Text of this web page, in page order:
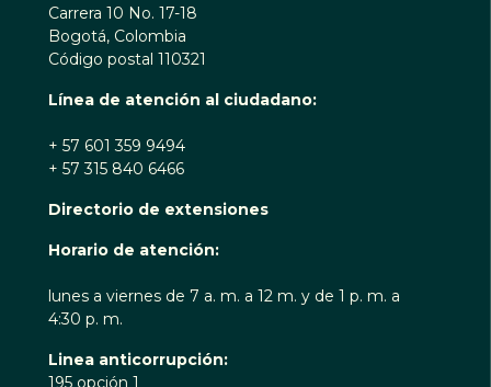
Carrera 10 No. 17-18
Bogotá, Colombia
Código postal 110321
Línea de atención al ciudadano:
+ 57 601 359 9494
+ 57 315 840 6466
Directorio de extensiones
Horario de atención:
lunes a viernes de 7 a. m. a 12 m. y de 1 p. m. a
4:30 p. m.
Linea anticorrupción:
195 opción 1